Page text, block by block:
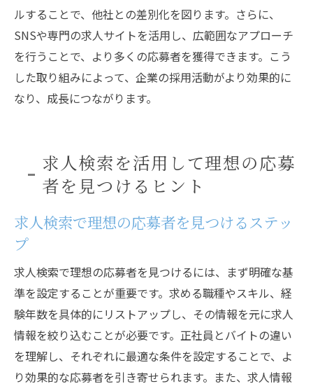
ルすることで、他社との差別化を図ります。さらに、
SNSや専門の求人サイトを活用し、広範囲なアプローチ
を行うことで、より多くの応募者を獲得できます。こう
した取り組みによって、企業の採用活動がより効果的に
なり、成長につながります。
求人検索を活用して理想の応募
者を見つけるヒント
求人検索で理想の応募者を見つけるステッ
プ
求人検索で理想の応募者を見つけるには、まず明確な基
準を設定することが重要です。求める職種やスキル、経
験年数を具体的にリストアップし、その情報を元に求人
情報を絞り込むことが必要です。正社員とバイトの違い
を理解し、それぞれに最適な条件を設定することで、よ
り効果的な応募者を引き寄せられます。また、求人情報